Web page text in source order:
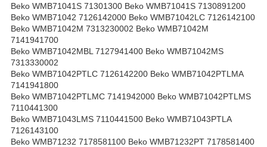
Beko WMB71041S 71301300 Beko WMB71041S 7130891200
Beko WMB71042 7126142000 Beko WMB71042LC 7126142100
Beko WMB71042M 7313230002 Beko WMB71042M
7141941700
Beko WMB71042MBL 7127941400 Beko WMB71042MS
7313330002
Beko WMB71042PTLC 7126142200 Beko WMB71042PTLMA
7141941800
Beko WMB71042PTLMC 7141942000 Beko WMB71042PTLMS
7110441300
Beko WMB71043LMS 7110441500 Beko WMB71043PTLA
7126143100
Beko WMB71232 7178581100 Beko WMB71232PT 7178581400